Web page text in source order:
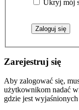
Ukryj mój
Zarejestruj się
Aby zalogować się,
użytkownikom nadać
gdzie jest